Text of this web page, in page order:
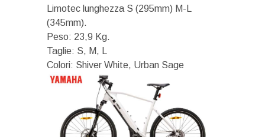
Limotec lunghezza S (295mm) M-L
(345mm).
Peso: 23,9 Kg.
Taglie: S, M, L
Colori: Shiver White, Urban Sage